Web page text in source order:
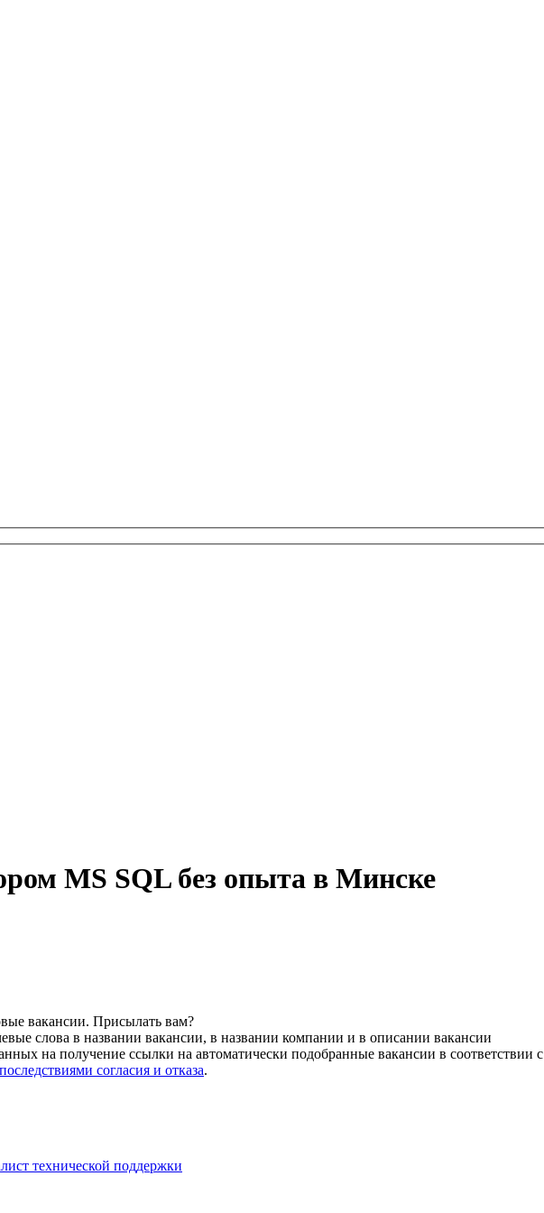
MS SQL без опыта в Минске
вакансии. Присылать вам?
слова в названии вакансии, в названии компании и в описании вакансии
на получение ссылки на автоматически подобранные вакансии в соответствии с
согласия и отказа.
технической поддержки